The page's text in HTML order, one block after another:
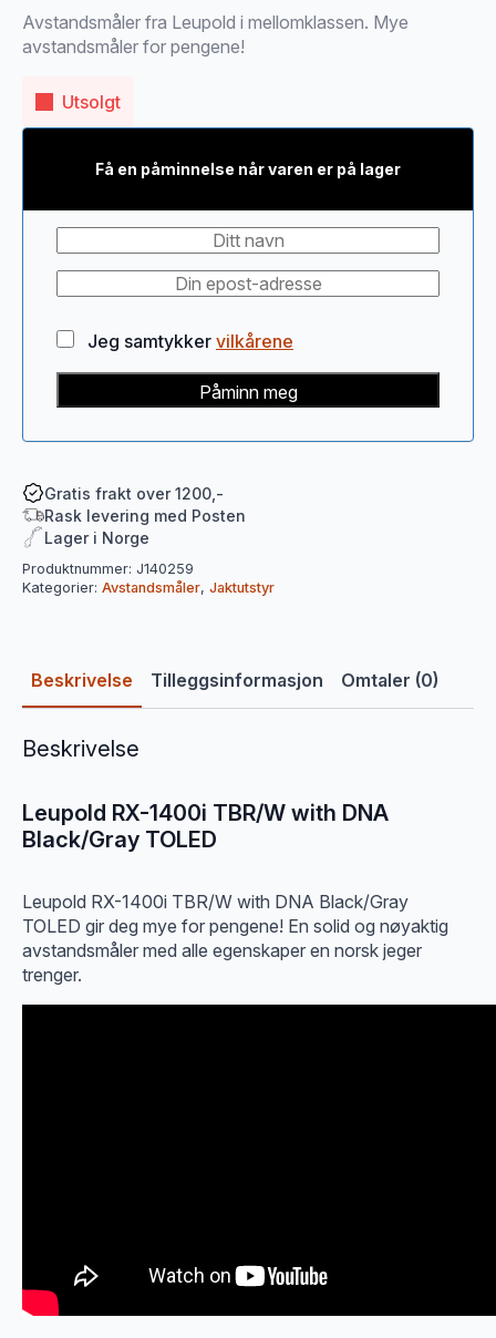
Avstandsmåler fra Leupold i mellomklassen. Mye
avstandsmåler for pengene!
Utsolgt
Få en påminnelse når varen er på lager
Jeg samtykker vilkårene
Påminn meg
Gratis frakt over 1200,-
Rask levering med Posten
Lager i Norge
Produktnummer: J140259
Kategorier: Avstandsmåler, Jaktutstyr
Beskrivelse Tilleggsinformasjon Omtaler (0)
Beskrivelse
Leupold RX-1400i TBR/W with DNA
Black/Gray TOLED
Leupold RX-1400i TBR/W with DNA Black/Gray
TOLED gir deg mye for pengene! En solid og nøyaktig
avstandsmåler med alle egenskaper en norsk jeger
trenger.